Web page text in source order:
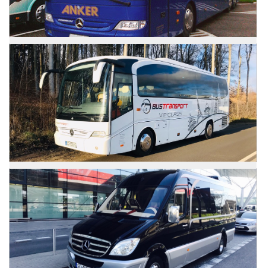
Mercedes Tourismo
Mercedes Atego
Zdjęcia
Zdjęcia